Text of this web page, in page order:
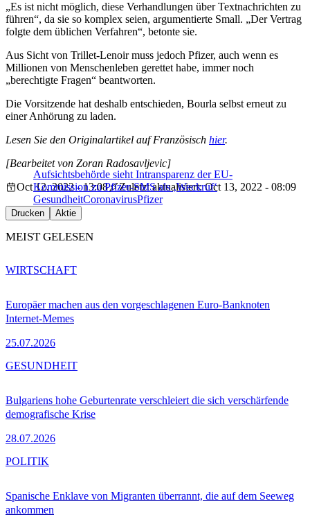
„Es ist nicht möglich, diese Verhandlungen über Textnachrichten zu
führen“, da sie so komplex seien, argumentierte Small. „Der Vertrag
folgte dem üblichen Verfahren“, betonte sie.
Aus Sicht von Trillet-Lenoir muss jedoch Pfizer, auch wenn es
Millionen von Menschenleben gerettet habe, immer noch
„berechtigte Fragen“ beantworten.
Die Vorsitzende hat deshalb entschieden, Bourla selbst erneut zu
einer Anhörung zu laden.
Lesen Sie den Originalartikel auf Französisch hier.
Aufsichtsbehörde sieht Intransparenz der EU-
Kommission zu Pfizer-SMS als ‚Weckruf‘
[Bearbeitet von Zoran Radosavljevic]
Oct 12, 2022 - 13:08
Zuletzt aktualisiert: Oct 13, 2022 - 08:09
GesundheitCoronavirusPfizer
Drucken Aktie
MEIST GELESEN
Europäer machen aus den vorgeschlagenen Euro-Banknoten
Internet-Memes
25.07.2026
WIRTSCHAFT
Bulgariens hohe Geburtenrate verschleiert die sich verschärfende
demografische Krise
28.07.2026
GESUNDHEIT
Spanische Enklave von Migranten überrannt, die auf dem Seeweg
ankommen
POLITIK